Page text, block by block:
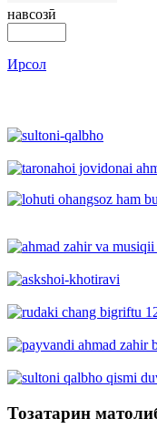
навсозӣ
Ирсол
Тозатарин